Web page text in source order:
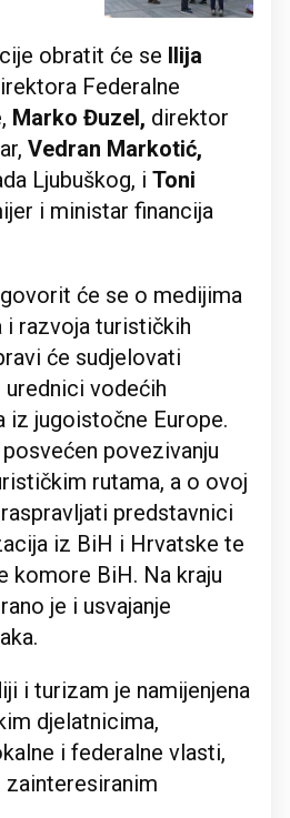
obratit će se Ilija
Federalne
Marko Đuzel, direktor
Vedran Markotić,
Ljubuškog, i Toni
i ministar financija
će se o medijima
i razvoja turističkih
će sudjelovati
vodećih
iz jugoistočne Europe.
povezivanju
rutama, a o ovoj
predstavnici
iz BiH i Hrvatske te
komore BiH. Na kraju
je i usvajanje
i turizam je namijenjena
djelatnicima,
i federalne vlasti,